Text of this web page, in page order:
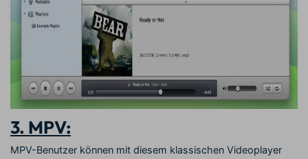
3. MPV:
MPV-Benutzer können mit diesem klassischen Videoplayer